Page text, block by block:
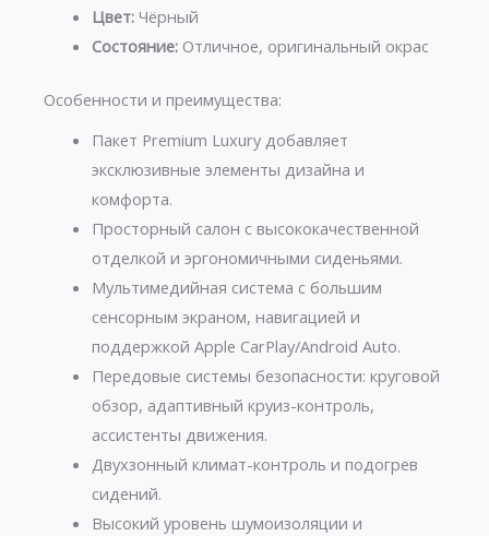
Цвет:Чёрный
Состояние:Отличное, оригинальный окрас
Особенности и преимущества:
Пакет Premium Luxury добавляет
эксклюзивные элементы дизайна и
комфорта.
Просторный салон с высококачественной
отделкой и эргономичными сиденьями.
Мультимедийная система с большим
сенсорным экраном, навигацией и
поддержкой Apple CarPlay/Android Auto.
Передовые системы безопасности: круговой
обзор, адаптивный круиз-контроль,
ассистенты движения.
Двухзонный климат-контроль и подогрев
сидений.
Высокий уровень шумоизоляции и